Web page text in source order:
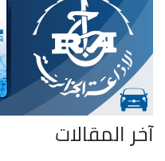
آخر المقالات